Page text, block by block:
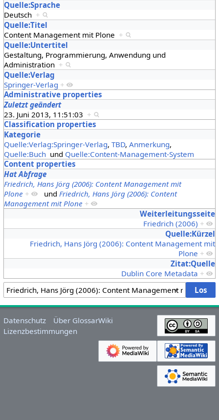
Quelle:Sprache
Deutsch +
Quelle:Titel
Content Management mit Plone +
Quelle:Untertitel
Gestaltung, Programmierung, Anwendung und
Administration +
Quelle:Verlag
Springer-Verlag +
Administrative properties
Zuletzt geändert
23. Juni 2013, 11:51:03 +
Classification properties
Kategorie
Quelle:Verlag:Springer-Verlag, TBD, Anmerkung,
Quelle:Buchund Quelle:Content-Management-System
Content properties
Hat Abfrage
Friedrich, Hans Jörg (2006): Content Management mit
Plone + und Friedrich, Hans Jörg (2006): Content
Management mit Plone +
Weiterleitungsseite
Friedrich (2006) +
Quelle:Kürzel
Friedrich, Hans Jörg (2006): Content Management mit
Plone +
Zitat:Quelle
Dublin Core Metadata +
Datenschutz
Über GlossarWiki
Lizenzbestimmungen